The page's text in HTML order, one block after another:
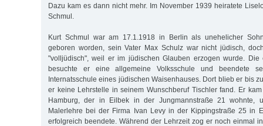
Dazu kam es dann nicht mehr. Im November 1939 heiratete
Schmul.
Kurt Schmul war am 17.1.1918 in Berlin als unehelicher
geboren worden, sein Vater Max Schulz war nicht jüdisch,
"volljüdisch", weil er im jüdischen Glauben erzogen wurde. Die
besuchte er eine allgemeine Volksschule und beendete
Internatsschule eines jüdischen Waisenhauses. Dort blieb er bis
er keine Lehrstelle in seinem Wunschberuf Tischler fand. Er
Hamburg, der in Eilbek in der Jungmannstraße 21 wohnte,
Malerlehre bei der Firma Ivan Levy in der Kippingstraße 25 in
erfolgreich beendete. Während der Lehrzeit zog er noch einmal